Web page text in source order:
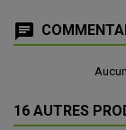
16 AUTRES